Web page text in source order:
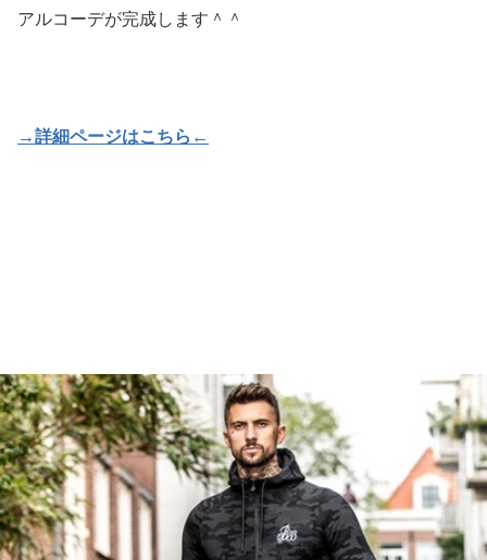
アルコーデが完成します＾＾
→詳細ページはこちら←